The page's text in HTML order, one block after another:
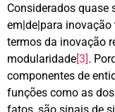
Considerados quase
em|de|para inovação
termos da inovação
modularidade[3].
componentes de
funções como as